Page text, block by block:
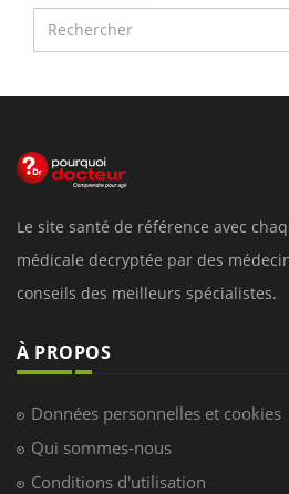
Le site santé de référence avec
médicale decryptée par des
conseils des meilleurs spécialistes.
À PROPOS
Données personnelles et cookies
Qui sommes-nous
Conditions d'utilisation